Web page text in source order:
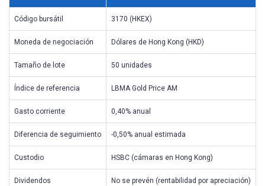
Código bursátil 3170 (HKEX)
Moneda de negociación Dólares de Hong Kong (HKD)
Tamaño de lote 50 unidades
Índice de referencia LBMA Gold Price AM
Gasto corriente 0,40% anual
Diferencia de seguimiento -0,50% anual estimada
Custodio HSBC (cámaras en Hong Kong)
Dividendos No se prevén (rentabilidad por apreciación)